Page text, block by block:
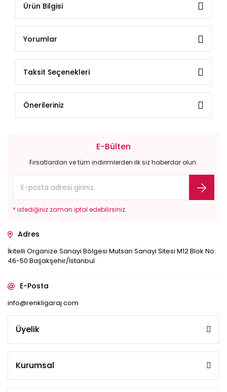
Ürün Bilgisi
Yorumlar
Taksit Seçenekleri
Önerileriniz
E-Bülten
Fırsatlardan ve tüm indirimlerden ilk siz haberdar olun.
* istediğiniz zaman iptal edebilirsiniz.
Adres
İkitelli Organize Sanayi Bölgesi Mutsan Sanayi Sitesi M12 Blok No:
46-50 Başakşehir/İstanbul
E-Posta
info@renkligaraj.com
Üyelik
Kurumsal